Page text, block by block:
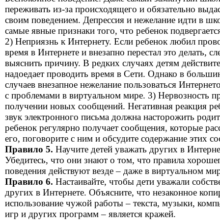
переживать из-за происходящего и обязательно
своим поведением. Депрессия и нежелание идти в
самые явные признаки того, что ребенок
2) Неприязнь к Интернету. Если ребенок любил
время в Интернете и внезапно перестал это делать,
выяснить причину. В редких случаях детям
надоедает проводить время в Сети. Однако в
случаев внезапное нежелание пользоваться
с проблемами в виртуальном мире. 3) Нервозность
получении новых сообщений. Негативная реакция
звук электронного письма должна насторожить
ребенок регулярно получает сообщения, которые
его, поговорите с ним и обсудите содержание этих
Правило 5. Научите детей уважать других в
Убедитесь, что они знают о том, что правила
поведения действуют везде – даже в виртуальном
Правило 6. Настаивайте, чтобы дети уважали
других в Интернете. Объясните, что незаконное
использование чужой работы – текста, музыки,
игр и других программ – является кражей.